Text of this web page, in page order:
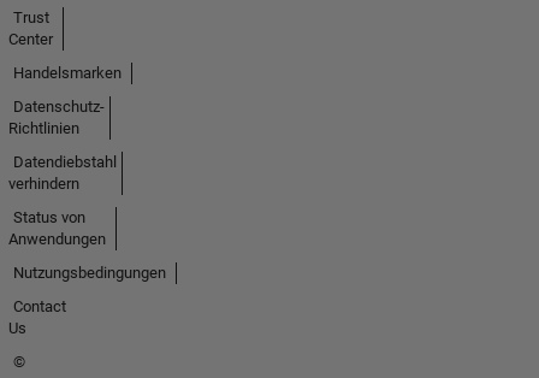
Trust
Center
Handelsmarken
Datenschutz-
Richtlinien
Datendiebstahl
verhindern
Status von
Anwendungen
Nutzungsbedingungen
Contact
Us
©